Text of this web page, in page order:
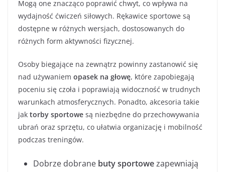
Mogą one znacząco poprawić chwyt, co wpływa na
wydajność ćwiczeń siłowych. Rękawice sportowe są
dostępne w różnych wersjach, dostosowanych do
różnych form aktywności fizycznej.
Osoby biegające na zewnątrz powinny zastanowić się
nad używaniem opasek na głowę, które zapobiegają
poceniu się czoła i poprawiają widoczność w trudnych
warunkach atmosferycznych. Ponadto, akcesoria takie
jak torby sportowe są niezbędne do przechowywania
ubrań oraz sprzętu, co ułatwia organizację i mobilność
podczas treningów.
Dobrze dobrane buty sportowezapewniają